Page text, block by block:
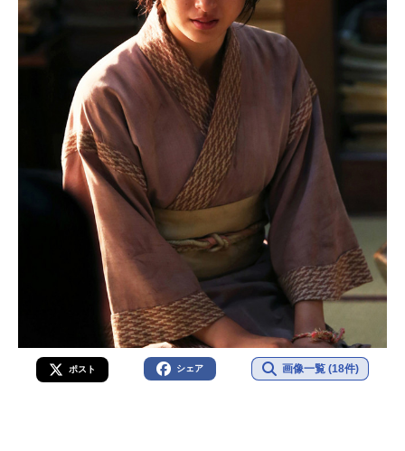
ポスト シェア 画像一覧 (18件)